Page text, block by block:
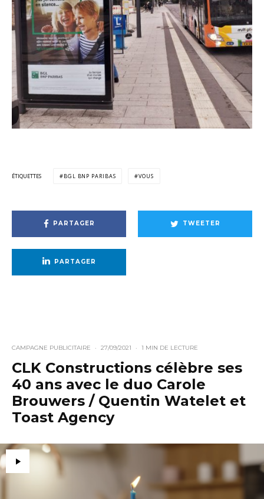
ÉTIQUETTES BGL BNP PARIBAS VOUS
PARTAGER TWEETER
PARTAGER
CAMPAGNE PUBLICITAIRE · 27/09/2021 · 1 MIN DE LECTURE
CLK Constructions célèbre ses
40 ans avec le duo Carole
Brouwers / Quentin Watelet et
Toast Agency